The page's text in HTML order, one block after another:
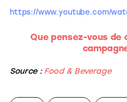
https://www.youtube.com/
Que pensez-vous de
Source : Food & Beverage